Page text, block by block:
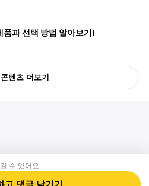
품과 선택 방법 알아보기!
텐츠 더보기
수 있어요
고 댓글 남기기